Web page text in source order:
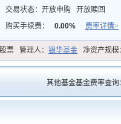
交易状态： 开放申购
开放赎回
购买手续费：
0.00% 费率详情>
票 管理人： 银华基金 净资产规模
其他基金基金费率查询